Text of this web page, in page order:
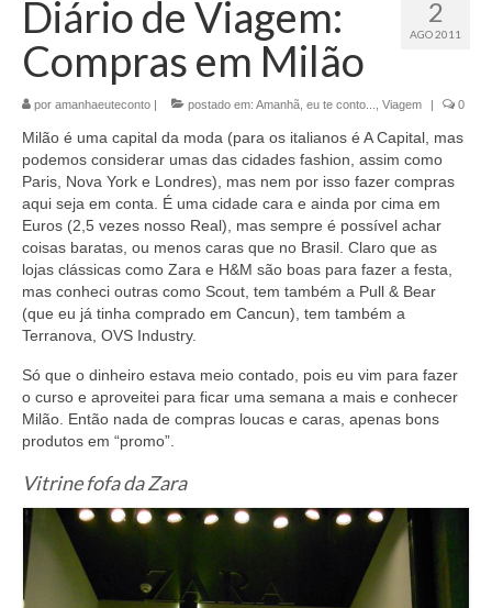
2
AGO 2011
Diário de Viagem:
Compras em Milão
por amanhaeuteconto | postado em: Amanhã, eu te conto... Viagem | 0
Milão é uma capital da moda (para os italianos é A Capital, mas
podemos considerar umas das cidades fashion, assim como
Paris, Nova York e Londres), mas nem por isso fazer compras
aqui seja em conta. É uma cidade cara e ainda por cima em
Euros (2,5 vezes nosso Real), mas sempre é possível achar
coisas baratas, ou menos caras que no Brasil. Claro que as
lojas clássicas como Zara e H&M são boas para fazer a festa,
mas conheci outras como Scout, tem também a Pull & Bear
(que eu já tinha comprado em Cancun), tem também a
Terranova, OVS Industry.
Só que o dinheiro estava meio contado, pois eu vim para fazer
o curso e aproveitei para ficar uma semana a mais e conhecer
Milão. Então nada de compras loucas e caras, apenas bons
produtos em “promo”.
Vitrine fofa da Zara